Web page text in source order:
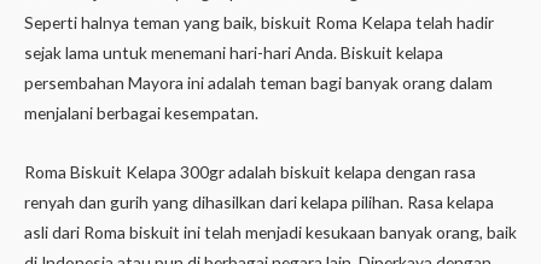
Seperti halnya teman yang baik, biskuit Roma Kelapa telah hadir
sejak lama untuk menemani hari-hari Anda. Biskuit kelapa
persembahan Mayora ini adalah teman bagi banyak orang dalam
menjalani berbagai kesempatan.
Roma Biskuit Kelapa 300gr adalah biskuit kelapa dengan rasa
renyah dan gurih yang dihasilkan dari kelapa pilihan. Rasa kelapa
asli dari Roma biskuit ini telah menjadi kesukaan banyak orang, baik